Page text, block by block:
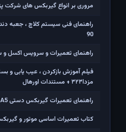
مروری بر انواع گیربکس های شرکت
راهنمای فنی سیستم کلاچ ، جعبه
90
راهنمای تعمیرات و سرویس اکسل و
مزدا۳۲۳ + مستندات اورهال
راهنمای تعمیرات گیربکس دستی MA5 پژو 206
کتاب تعمیرات اساسی موتور و گیربکس پژو